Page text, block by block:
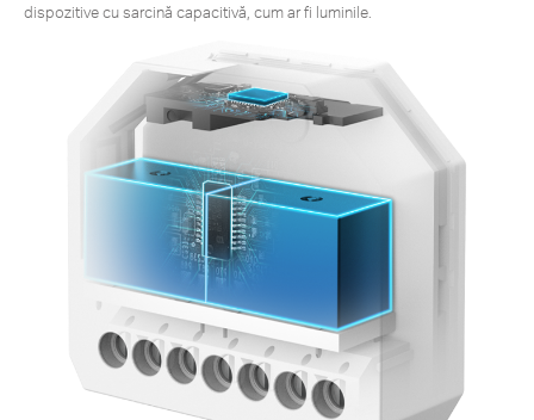
dispozitive cu sarcină capacitivă, cum ar fi luminile.